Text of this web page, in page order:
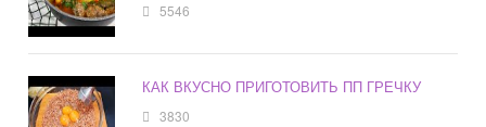
5546
КАК ВКУСНО ПРИГОТОВИТЬ ПП ГРЕЧКУ
3830